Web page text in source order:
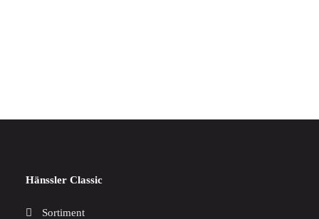
Hänssler Classic
Sortiment